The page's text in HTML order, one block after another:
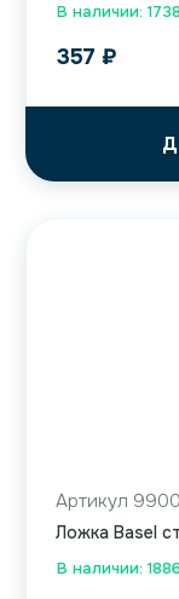
В наличии:
357 ₽
В наличии:
Артикул
Ложка Basel